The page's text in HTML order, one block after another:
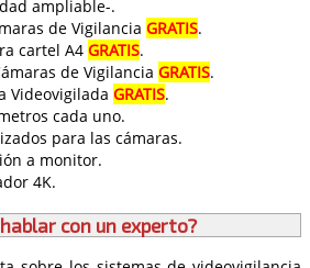
ampliable-.
de Vigilancia GRATIS.
cartel A4 GRATIS.
de Vigilancia GRATIS.
Videovigilada GRATIS.
cada uno.
para las cámaras.
a monitor.
4K.
hablar con un experto?